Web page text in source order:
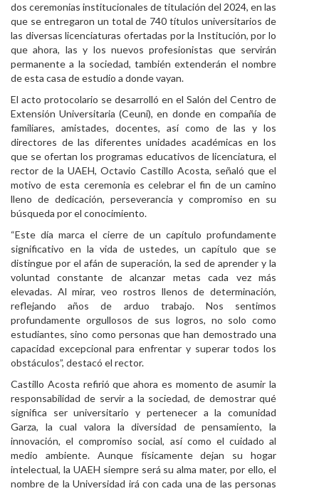
dos ceremonias institucionales de titulación del 2024, en las
que se entregaron un total de 740 títulos universitarios de
las diversas licenciaturas ofertadas por la Institución, por lo
que ahora, las y los nuevos profesionistas que servirán
permanente a la sociedad, también extenderán el nombre
de esta casa de estudio a donde vayan.
El acto protocolario se desarrolló en el Salón del Centro de
Extensión Universitaria (Ceuni), en donde en compañía de
familiares, amistades, docentes, así como de las y los
directores de las diferentes unidades académicas en los
que se ofertan los programas educativos de licenciatura, el
rector de la UAEH, Octavio Castillo Acosta, señaló que el
motivo de esta ceremonia es celebrar el fin de un camino
lleno de dedicación, perseverancia y compromiso en su
búsqueda por el conocimiento.
“Este día marca el cierre de un capítulo profundamente
significativo en la vida de ustedes, un capítulo que se
distingue por el afán de superación, la sed de aprender y la
voluntad constante de alcanzar metas cada vez más
elevadas. Al mirar, veo rostros llenos de determinación,
reflejando años de arduo trabajo. Nos sentimos
profundamente orgullosos de sus logros, no solo como
estudiantes, sino como personas que han demostrado una
capacidad excepcional para enfrentar y superar todos los
obstáculos”, destacó el rector.
Castillo Acosta refirió que ahora es momento de asumir la
responsabilidad de servir a la sociedad, de demostrar qué
significa ser universitario y pertenecer a la comunidad
Garza, la cual valora la diversidad de pensamiento, la
innovación, el compromiso social, así como el cuidado al
medio ambiente. Aunque físicamente dejan su hogar
intelectual, la UAEH siempre será su alma mater, por ello, el
nombre de la Universidad irá con cada una de las personas